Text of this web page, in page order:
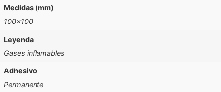
Medidas (mm)
100×100
Leyenda
Gases inflamables
Adhesivo
Permanente